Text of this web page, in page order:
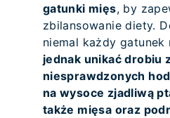
gatunki mięs, by
zbilansowanie diety.
niemal każdy gatunek
jednak unikać drobiu
niesprawdzonych
na wysoce zjadliwą
także mięsa oraz